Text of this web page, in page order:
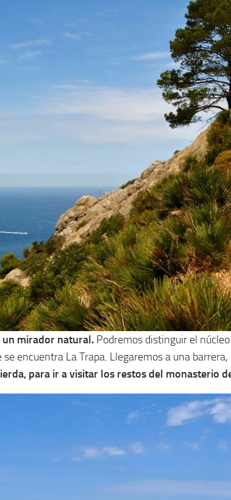
un mirador natural. Podremos distinguir el
encuentra La Trapa. Llegaremos a una
para ir a visitar los restos del monasterio